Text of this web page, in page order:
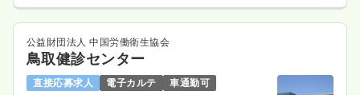
公益財団法人 中国労働衛生協会
鳥取健診センター
直接応募求人 電子カルテ
車通勤可